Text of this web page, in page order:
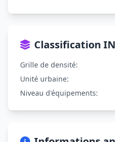
Classification
Grille de densité:
Unité urbaine:
Niveau d'équipements: